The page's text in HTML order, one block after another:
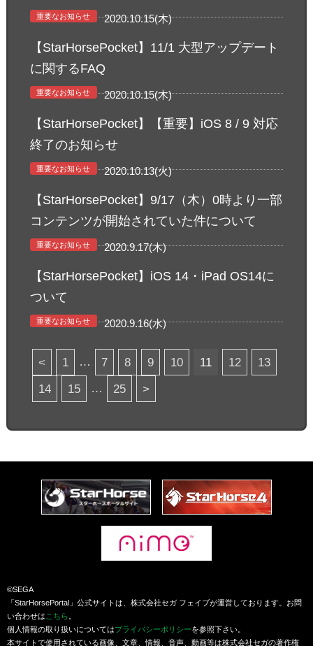
重要なお知らせ 2020.10.15(木)
【StarHorsePocket】11/1 大型アップデート
に関するFAQ
重要なお知らせ 2020.10.15(木)
【StarHorsePocket】【重要】iOS 8 / 9 対応
終了のお知らせ
重要なお知らせ 2020.10.13(火)
【StarHorsePocket】9/17（木）0時より一部
コンテンツが開始されていた件について
重要なお知らせ 2020.9.17(木)
【StarHorsePocket】iOS 14・iPad OS14に
ついて
重要なお知らせ 2020.9.16(水)
< 1 … 7 8 9 10 11 12 13
14 15 … 25 >
©SEGA
「StarHorsePortal」公式サイトは、株式会社セガ フェイブが運営しております。お問
い合わせは こちら 。
個人情報の取り扱いについてはプライバシーポリシーを参照下さい。
本サイトで使用されている画像、文章、情報、音声、動画等は株式会社セガの著作権